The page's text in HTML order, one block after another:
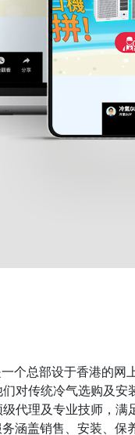
个总部设于香港的网
对传统冷气选购及
代理及专业技师，满
涵盖销售、安装、